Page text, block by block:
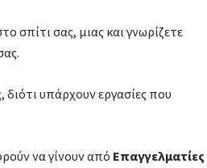
σπίτι σας, μιας και γνωρίζετε
διότι υπάρχουν εργασίες που
να γίνουν από Επαγγελματίες